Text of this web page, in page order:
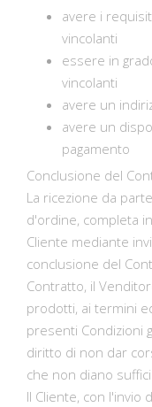
avere i
vincolanti
essere in
vincolanti
avere un
avere un
pagamento
Conclusione del
La ricezione da
d'ordine, completa
Cliente mediante
conclusione del
Contratto, il
prodotti, ai termini
presenti Condizioni
diritto di non dar
che non diano
Il Cliente, con l'invio